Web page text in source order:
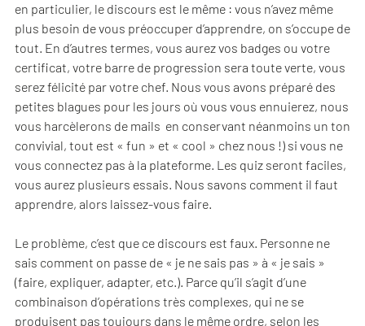
en particulier, le discours est le même : vous n’avez même
plus besoin de vous préoccuper d’apprendre, on s’occupe de
tout. En d’autres termes, vous aurez vos badges ou votre
certificat, votre barre de progression sera toute verte, vous
serez félicité par votre chef. Nous vous avons préparé des
petites blagues pour les jours où vous vous ennuierez, nous
vous harcèlerons de mails en conservant néanmoins un ton
convivial, tout est « fun » et « cool » chez nous !) si vous ne
vous connectez pas à la plateforme. Les quiz seront faciles,
vous aurez plusieurs essais. Nous savons comment il faut
apprendre, alors laissez-vous faire.
Le problème, c’est que ce discours est faux. Personne ne
sais comment on passe de « je ne sais pas » à « je sais »
(faire, expliquer, adapter, etc.). Parce qu’il s’agit d’une
combinaison d’opérations très complexes, qui ne se
produisent pas toujours dans le même ordre, selon les